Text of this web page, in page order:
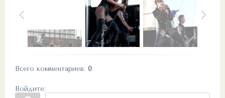
Всего комментариев: 0
Войдите: